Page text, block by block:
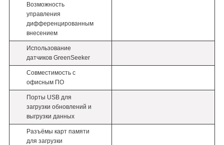
Возможность
управления
дифференцированным
внесением
Использование
датчиков GreenSeeker
Совместимость с
офисным ПО
Порты USB для
загрузки обновлений и
выгрузки данных
Разъёмы карт памяти
для загрузки